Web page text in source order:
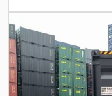
(Doppelbereifung),
brændstofforbrug
tilladt totalvægt: 24.000
3. aksel: ,
mulig. Totalvægt:
kg, op til 23.400 kg.